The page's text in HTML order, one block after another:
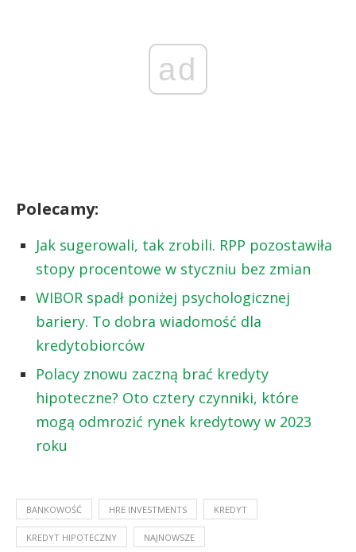
ad
Polecamy:
Jak sugerowali, tak zrobili. RPP pozostawiła
stopy procentowe w styczniu bez zmian
WIBOR spadł poniżej psychologicznej
bariery. To dobra wiadomość dla
kredytobiorców
Polacy znowu zaczną brać kredyty
hipoteczne? Oto cztery czynniki, które
mogą odmrozić rynek kredytowy w 2023
roku
BANKOWOŚĆ HRE INVESTMENTS KREDYT
KREDYT HIPOTECZNY NAJNOWSZE